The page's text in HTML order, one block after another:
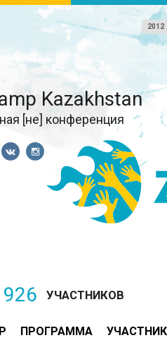
2012
Kazakhstan
[не] конференция
926 УЧАСТНИКОВ
ПРОГРАММА